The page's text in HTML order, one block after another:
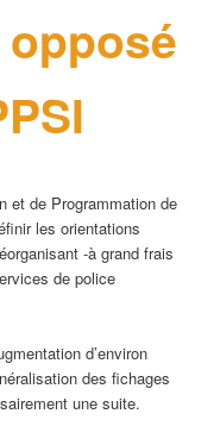
et de Programmation de
les orientations
-à grand frais
de police
d’environ
des fichages
une suite.